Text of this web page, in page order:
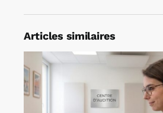
Articles similaires